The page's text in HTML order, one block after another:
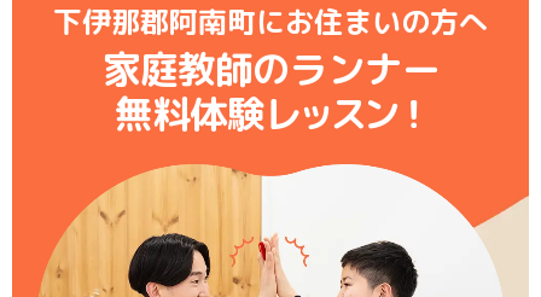
下伊那郡阿南町にお住まいの方へ
家庭教師のランナー
無料体験レッスン！